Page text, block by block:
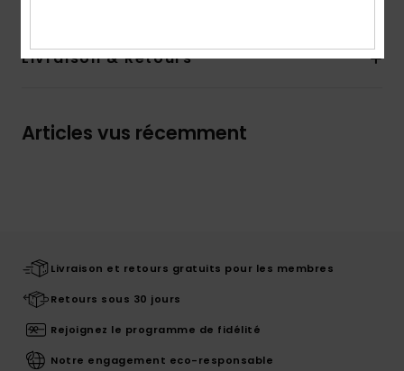
Livraison & Retours
Articles vus récemment
Livraison et retours gratuits pour les membres
Retours sous 30 jours
Rejoignez le programme de fidélité
Notre engagement eco-responsable